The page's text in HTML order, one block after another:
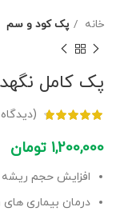
خانه پک کود و سم
پک کامل
(دیدگاه
1,200,000 تومان
افزایش حجم ریشه
درمان بیماری